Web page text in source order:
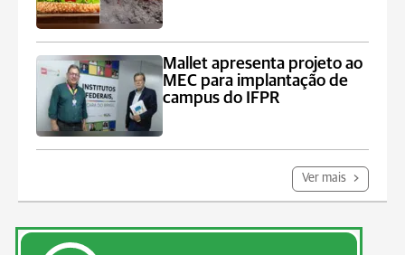
Mallet apresenta projeto ao
MEC para implantação de
campus do IFPR
Ver mais